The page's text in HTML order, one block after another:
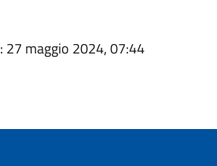
: 27 maggio 2024, 07:44